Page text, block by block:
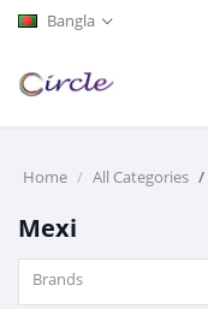
Bangla
Home All Categories
Mexi
Brands